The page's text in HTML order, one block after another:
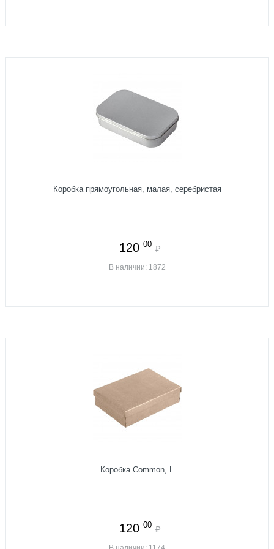
Коробка прямоугольная, малая, серебристая
120 00 ₽
В наличии: 1872
Коробка Common, L
120 00 ₽